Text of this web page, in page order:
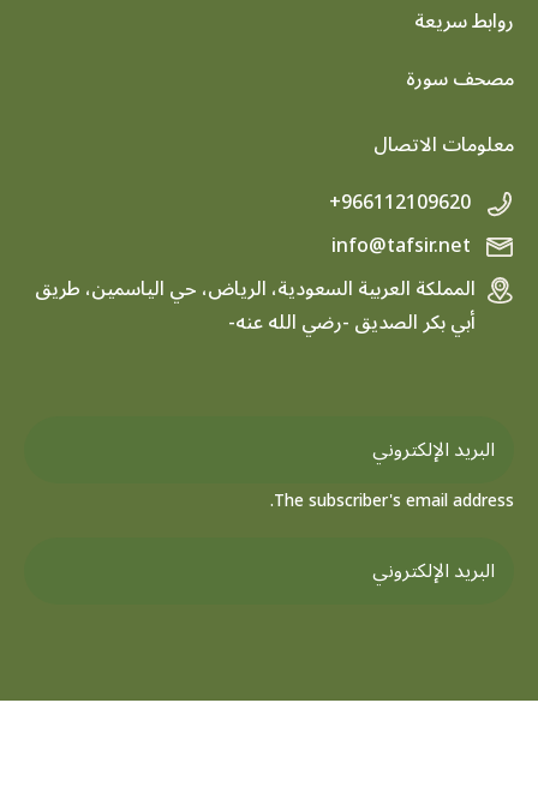
روابط سريعة
footer menu
مصحف سورة
معلومات الاتصال
+966112109620
المملكة العربية السعودية، الرياض، حي الياسمين، طريق
أبي بكر الصديق -رضي الله عنه-
The subscriber's email address.